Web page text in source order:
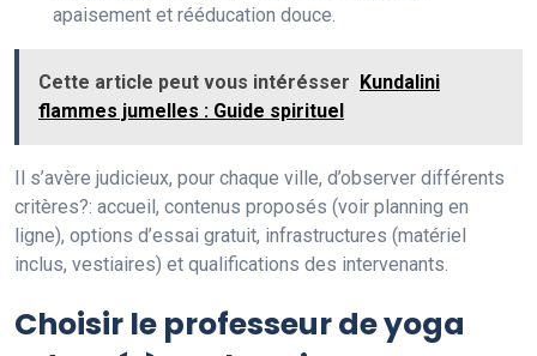
apaisement et rééducation douce.
Cette article peut vous intérésser
Kundalini
flammes jumelles : Guide spirituel
Il s’avère judicieux, pour chaque ville, d’observer différents
critères?: accueil, contenus proposés (voir planning en
ligne), options d’essai gratuit, infrastructures (matériel
inclus, vestiaires) et qualifications des intervenants.
Choisir le professeur de yoga